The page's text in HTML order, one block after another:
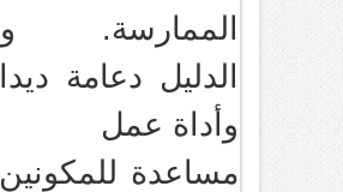
الممارسة.
الدليل دعامة
وأداة عمل
مساعدة